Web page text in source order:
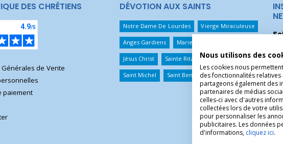
DES CHRÉTIENS
de Vente
paiement
DÉVOTION AUX SAINTS
Notre Dame De Lourdes Vierge Miraculeuse
Anges Gardiens Marie Qui Défait Les Noeuds
Jésus Christ Sainte Rita Sainte Thérèse
Saint Michel Saint Benoît Saint Christophe
Nous utilisons des
Les cookies nous
des fonctionnalités
partageons également des
partenaires de médias
celles-ci avec d'autres
collectées lors de votre
pour personnaliser les
publicitaires. Les données
d'informations, cliquez ici.